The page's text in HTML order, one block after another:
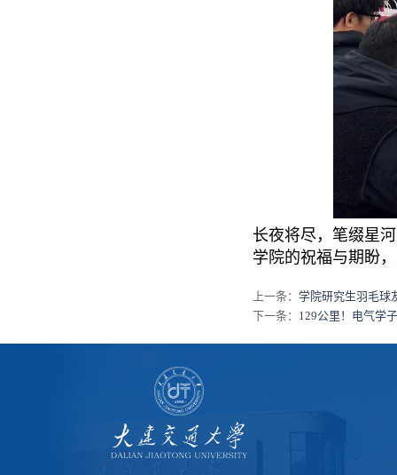
长夜将尽，笔缀星
学院的祝福与期盼
上一条： 学院研究生羽毛球
下一条： 129公里！电气学